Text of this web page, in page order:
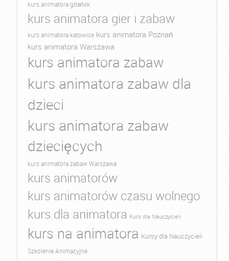
kurs animatora gdańsk
kurs animatora gier i zabaw
kurs animatora katowice kurs animatora Poznań
kurs animatora Warszawa
kurs animatora zabaw
kurs animatora zabaw dla
dzieci
kurs animatora zabaw
dziecięcych
kurs animatora zabaw Warszawa
kurs animatorów
kurs animatorów czasu wolnego
kurs dla animatora Kurs dla Nauczycieli
kurs na animatora Kursy dla Nauczycieli
Szkolenie Animacyjne